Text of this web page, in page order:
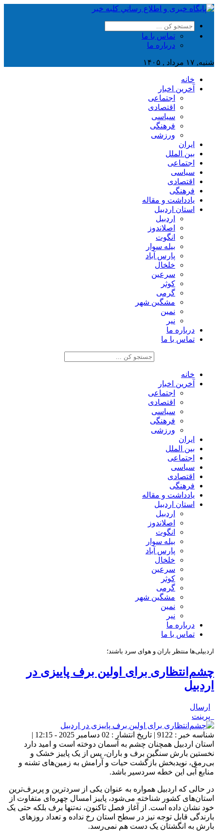
تماس با ما
درباره ما
شنبه, ۱۷ مرداد , ۱۴۰۵
خانه
آخرین اخبار
اجتماعی
اقتصادی
سیاسی
فرهنگی
ورزشی
ایران
بین الملل
اجتماعی
سیاسی
اقتصادی
فرهنگی
یادداشت و مقاله
استان اردبیل
اردبیل
اصلاندوز
انگوت
بیله سوار
پارس آباد
خلخال
سرعین
کوثر
گرمی
مشگین شهر
نمین
نیر
درباره ما
تماس با ما
خانه
آخرین اخبار
اجتماعی
اقتصادی
سیاسی
فرهنگی
ورزشی
ایران
بین الملل
اجتماعی
سیاسی
اقتصادی
فرهنگی
یادداشت و مقاله
استان اردبیل
اردبیل
اصلاندوز
انگوت
بیله سوار
پارس آباد
خلخال
سرعین
کوثر
گرمی
مشگین شهر
نمین
نیر
درباره ما
تماس با ما
اردبیلی‌ها منتظر باران و هوای سرد باشند؛
چشم‌انتظاری برای اولین برف پاییزی در
اردبیل
ارسال
پرینت
شناسه خبر : 9122 | تاریخ انتشار : 02 دسامبر 2025 - 12:15 |
استان اردبیل همچنان چشم به آسمان دوخته است و امید دارد
نخستین بارش سنگین برف و باران، پس از یک پاییز خشک و
بی‌رمق، نویدبخش بازگشت حیات و آرامش به زمین‌های تشنه و
منابع آبی این خطه سردسیر باشد.
در حالی که اردبیل همواره به عنوان یکی از سردترین و پربرف‌ترین
استان‌های کشور شناخته می‌شود، پاییز امسال چهره‌ای متفاوت از
خود نشان داده است. از آغاز فصل تاکنون، نه‌تنها برف بلکه حتی یک
بارندگی قابل توجه نیز در سطح استان رخ نداده و تعداد روزهای
بارش به انگشتان یک دست هم نمی‌رسد.